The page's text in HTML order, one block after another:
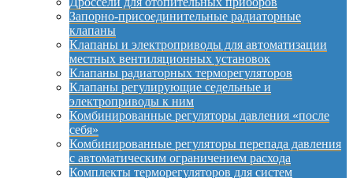
Запорно-присоединительные радиаторные
клапаны
Клапаны и электроприводы для автоматизации
местных вентиляционных установок
Клапаны радиаторных терморегуляторов
Клапаны регулирующие седельные и
электроприводы к ним
Комбинированные регуляторы давления «после
себя»
Комбинированные регуляторы перепада давления
с автоматическим ограничением расхода
Комплекты терморегуляторов для систем